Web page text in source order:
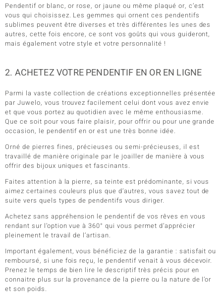
Pendentif or blanc, or rose, or jaune ou même plaqué or, c’est
vous qui choisissez. Les gemmes qui ornent ces pendentifs
sublimes peuvent être diverses et très différentes les unes des
autres, cette fois encore, ce sont vos goûts qui vous guideront,
mais également votre style et votre personnalité !
2. ACHETEZ VOTRE PENDENTIF EN OR EN LIGNE
Parmi la vaste collection de créations exceptionnelles présentée
par Juwelo, vous trouvez facilement celui dont vous avez envie
et que vous portez au quotidien avec le même enthousiasme.
Que ce soit pour vous faire plaisir, pour offrir ou pour une grande
occasion, le pendentif en or est une très bonne idée.
Orné de pierres fines, précieuses ou semi-précieuses, il est
travaillé de manière originale par le joailler de manière à vous
offrir des bijoux uniques et fascinants.
Faites attention à la pierre, sa teinte est prédominante, si vous
aimez certaines couleurs plus que d’autres, vous savez tout de
suite vers quels types de pendentifs vous diriger.
Achetez sans appréhension le pendentif de vos rêves en vous
rendant sur l’option vue à 360° qui vous permet d’apprécier
pleinement le travail de l’artisan.
Important également, vous bénéficiez de la garantie : satisfait ou
remboursé, si une fois reçu, le pendentif venait à vous décevoir.
Prenez le temps de bien lire le descriptif très précis pour en
connaitre plus sur la provenance de la pierre ou la nature de l’or
et son poids.